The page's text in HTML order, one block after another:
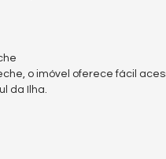
o imóvel oferece fácil
da Ilha.